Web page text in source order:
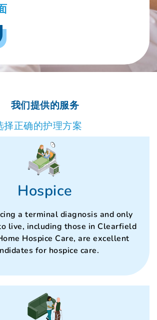
我们提供的服务
择正确的护理方案
Hospice
a terminal diagnosis and only
live, including those in Clearfield
Hospice Care, are excellent
for hospice care.